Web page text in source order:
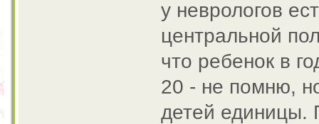
у неврологов
центральной
что ребенок в
20 - не помню,
детей единицы.